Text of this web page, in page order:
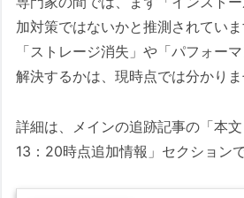
加対策ではないかと推測されてい
「ストレージ消失」や「パフォー
解決するかは、現時点では分かりま
詳細は、メインの追跡記事の「本
13：20時点追加情報」セクション